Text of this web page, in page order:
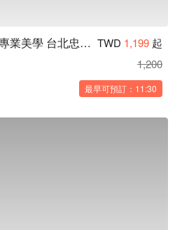
有感 Lounge 美甲美睫專業美學 台北忠孝店 TWD 1,199 起
1,200
最早可預訂：11:30